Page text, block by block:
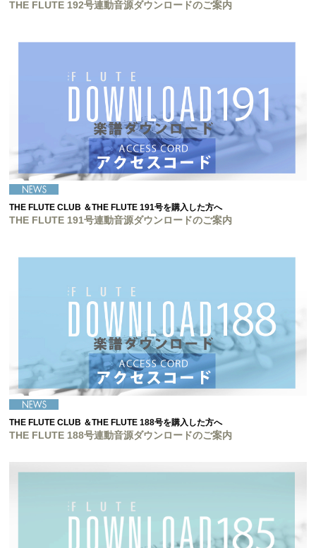
THE FLUTE 192号連動音源ダウンロードのご案内
THE FLUTE CLUB ＆THE FLUTE 191号を購入した方へ
THE FLUTE 191号連動音源ダウンロードのご案内
THE FLUTE CLUB ＆THE FLUTE 188号を購入した方へ
THE FLUTE 188号連動音源ダウンロードのご案内